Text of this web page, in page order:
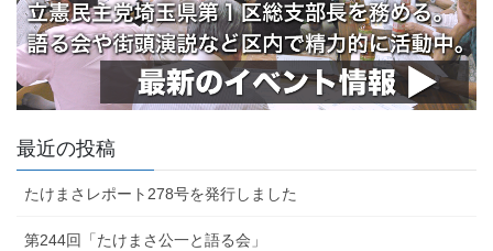
最近の投稿
たけまさレポート278号を発行しました
第244回「たけまさ公一と語る会」